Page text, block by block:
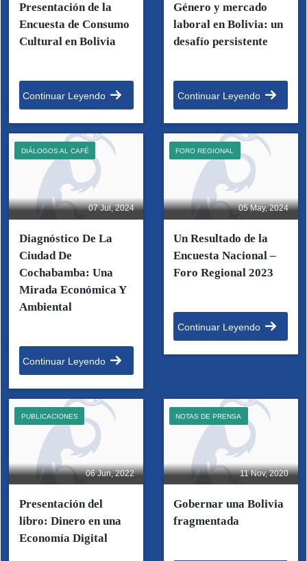
Presentación de la
Encuesta de Consumo
Cultural en Bolivia
Continuar Leyendo
Género y mercado
laboral en Bolivia: un
desafío persistente
Continuar Leyendo
07 Jul, 2024
DIÁLOGOS AL CAFÉ
Diagnóstico De La
Ciudad De
Cochabamba: Una
Mirada Económica Y
Ambiental
Continuar Leyendo
05 May, 2024
FORO REGIONAL
Un Resultado de la
Encuesta Nacional –
Foro Regional 2023
Continuar Leyendo
06 Jun, 2022
PUBLICACIONES
Presentación del
libro: Dinero en una
Economía Digital
11 Nov, 2020
NOTAS DE PRENSA
Gobernar una Bolivia
fragmentada